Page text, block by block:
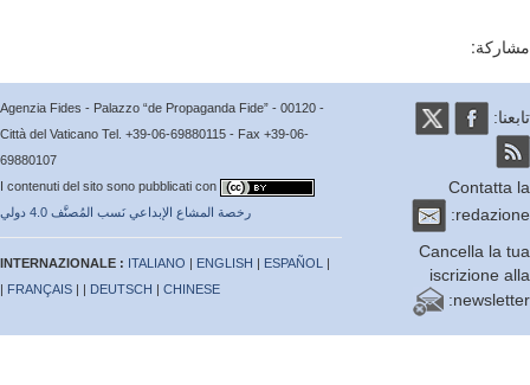
Agenzia Fides - Palazzo “de Propaganda Fide” - 00120 -
Città del Vaticano Tel. +39-06-69880115 - Fax +39-06-
69880107
I contenuti del sito sono pubblicati con
رخصة المشاع الإبداعي نَسب المُصنَّف 4.0 دولي
INTERNAZIONALE :ITALIANO|ENGLISH|ESPAÑOL
FRANÇAIS | |DEUTSCH|CHINESE
|
Cancella la
iscrizione